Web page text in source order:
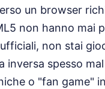
un browser
non hanno mai
non stai
spesso
o "fan game"